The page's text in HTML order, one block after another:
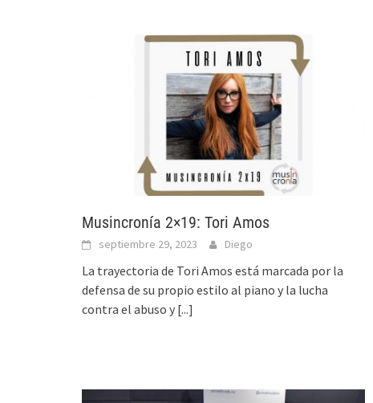
Musincronía 2×19: Tori Amos
septiembre 29, 2023 Diego
La trayectoria de Tori Amos está marcada por la
defensa de su propio estilo al piano y la lucha
contra el abuso y [...]